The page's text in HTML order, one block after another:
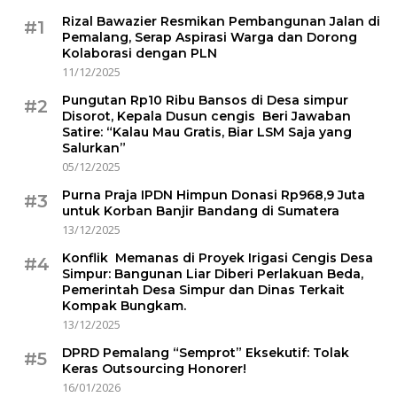
#1
Rizal Bawazier Resmikan Pembangunan Jalan di
Pemalang, Serap Aspirasi Warga dan Dorong
Kolaborasi dengan PLN
11/12/2025
#2
Pungutan Rp10 Ribu Bansos di Desa simpur
Disorot, Kepala Dusun cengis Beri Jawaban
Satire: “Kalau Mau Gratis, Biar LSM Saja yang
Salurkan”
05/12/2025
#3
Purna Praja IPDN Himpun Donasi Rp968,9 Juta
untuk Korban Banjir Bandang di Sumatera
13/12/2025
#4
Konflik Memanas di Proyek Irigasi Cengis Desa
Simpur: Bangunan Liar Diberi Perlakuan Beda,
Pemerintah Desa Simpur dan Dinas Terkait
Kompak Bungkam.
13/12/2025
#5
DPRD Pemalang “Semprot” Eksekutif: Tolak
Keras Outsourcing Honorer!
16/01/2026